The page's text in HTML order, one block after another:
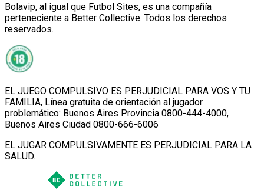
Bolavip, al igual que Futbol Sites, es una compañía
perteneciente a Better Collective. Todos los derechos
reservados.
EL JUEGO COMPULSIVO ES PERJUDICIAL PARA VOS Y TU
FAMILIA, Línea gratuita de orientación al jugador
problemático: Buenos Aires Provincia 0800-444-4000,
Buenos Aires Ciudad 0800-666-6006
EL JUGAR COMPULSIVAMENTE ES PERJUDICIAL PARA LA
SALUD.